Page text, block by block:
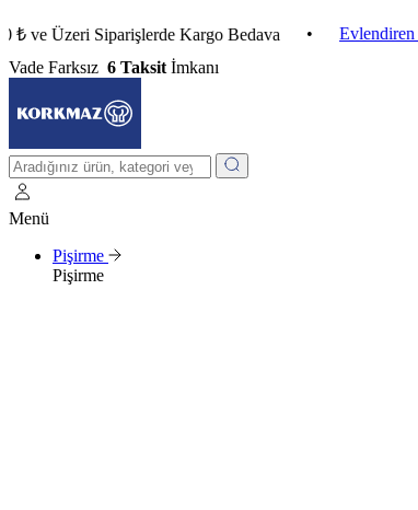
Siparişlerde Kargo Bedava • Evlendiren Çeyiz
Vade Farksız 6 Taksit İmkanı
Menü
Pişirme
Pişirme